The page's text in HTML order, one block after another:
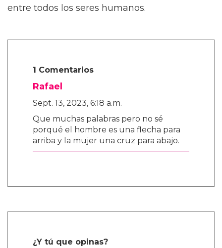
entre todos los seres humanos.
1 Comentarios
Rafael
Sept. 13, 2023, 6:18 a.m.
Que muchas palabras pero no sé
porqué el hombre es una flecha para
arriba y la mujer una cruz para abajo.
¿Y tú que opinas?